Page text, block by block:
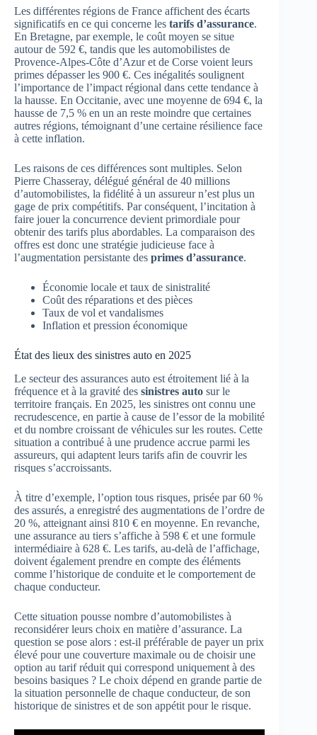
Les différentes régions de France affichent des écarts
significatifs en ce qui concerne les tarifs d’assurance.
En Bretagne, par exemple, le coût moyen se situe
autour de 592 €, tandis que les automobilistes de
Provence-Alpes-Côte d’Azur et de Corse voient leurs
primes dépasser les 900 €. Ces inégalités soulignent
l’importance de l’impact régional dans cette tendance à
la hausse. En Occitanie, avec une moyenne de 694 €, la
hausse de 7,5 % en un an reste moindre que certaines
autres régions, témoignant d’une certaine résilience face
à cette inflation.
Les raisons de ces différences sont multiples. Selon
Pierre Chasseray, délégué général de 40 millions
d’automobilistes, la fidélité à un assureur n’est plus un
gage de prix compétitifs. Par conséquent, l’incitation à
faire jouer la concurrence devient primordiale pour
obtenir des tarifs plus abordables. La comparaison des
offres est donc une stratégie judicieuse face à
l’augmentation persistante des primes d’assurance.
Économie locale et taux de sinistralité
Coût des réparations et des pièces
Taux de vol et vandalismes
Inflation et pression économique
État des lieux des sinistres auto en 2025
Le secteur des assurances auto est étroitement lié à la
fréquence et à la gravité des sinistres auto sur le
territoire français. En 2025, les sinistres ont connu une
recrudescence, en partie à cause de l’essor de la mobilité
et du nombre croissant de véhicules sur les routes. Cette
situation a contribué à une prudence accrue parmi les
assureurs, qui adaptent leurs tarifs afin de couvrir les
risques s’accroissants.
À titre d’exemple, l’option tous risques, prisée par 60 %
des assurés, a enregistré des augmentations de l’ordre de
20 %, atteignant ainsi 810 € en moyenne. En revanche,
une assurance au tiers s’affiche à 598 € et une formule
intermédiaire à 628 €. Les tarifs, au-delà de l’affichage,
doivent également prendre en compte des éléments
comme l’historique de conduite et le comportement de
chaque conducteur.
Cette situation pousse nombre d’automobilistes à
reconsidérer leurs choix en matière d’assurance. La
question se pose alors : est-il préférable de payer un prix
élevé pour une couverture maximale ou de choisir une
option au tarif réduit qui correspond uniquement à des
besoins basiques ? Le choix dépend en grande partie de
la situation personnelle de chaque conducteur, de son
historique de sinistres et de son appétit pour le risque.